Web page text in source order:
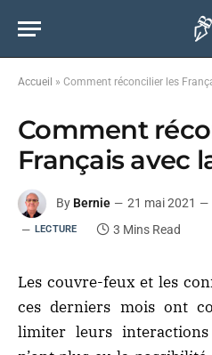
Accueil » Comment réconcilier les
Comment
Français avec
By Bernie 21 mai 2021
LECTURE 3 Mins Read
Les couvre-feux et les
ces derniers mois ont
limiter leurs